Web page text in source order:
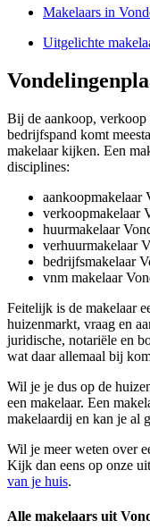
Makelaars in
Uitgelichte
Bij de aankoop,
bedrijfspand komt
makelaar kijken. Een
disciplines:
aankoopmakelaar
verkoopmakelaar
huurmakelaar
verhuurmakelaar
bedrijfsmakelaar
vnm makelaar
Feitelijk is de makelaar
huizenmarkt, vraag en
juridische, notariële en
wat daar allemaal bij
Wil je je dus op de
een makelaar. Een
makelaardij en kan je al
Wil je meer weten over
Kijk dan eens op onze
van je huis.
Alle makelaars uit